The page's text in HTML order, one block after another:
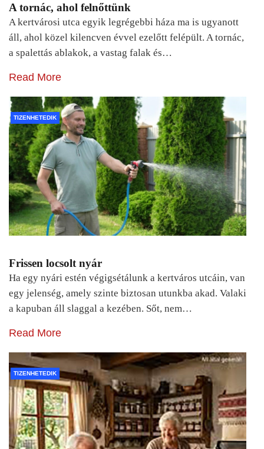
A tornác, ahol felnőttünk
A kertvárosi utca egyik legrégebbi háza ma is ugyanott
áll, ahol közel kilencven évvel ezelőtt felépült. A tornác,
a spalettás ablakok, a vastag falak és…
Read More
TIZENHETEDIK
Frissen locsolt nyár
Ha egy nyári estén végigsétálunk a kertváros utcáin, van
egy jelenség, amely szinte biztosan utunkba akad. Valaki
a kapuban áll slaggal a kezében. Sőt, nem…
Read More
TIZENHETEDIK